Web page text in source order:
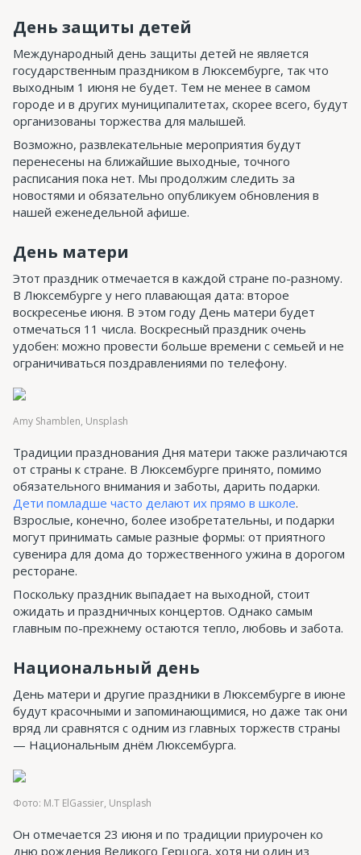
День защиты детей
Международный день защиты детей не является
государственным праздником в Люксембурге, так что
выходным 1 июня не будет. Тем не менее в самом
городе и в других муниципалитетах, скорее всего, будут
организованы торжества для малышей.
Возможно, развлекательные мероприятия будут
перенесены на ближайшие выходные, точного
расписания пока нет. Мы продолжим следить за
новостями и обязательно опубликуем обновления в
нашей еженедельной афише.
День матери
Этот праздник отмечается в каждой стране по-разному.
В Люксембурге у него плавающая дата: второе
воскресенье июня. В этом году День матери будет
отмечаться 11 числа. Воскресный праздник очень
удобен: можно провести больше времени с семьей и не
ограничиваться поздравлениями по телефону.
Amy Shamblen, Unsplash
Традиции празднования Дня матери также различаются
от страны к стране. В Люксембурге принято, помимо
обязательного внимания и заботы, дарить подарки.
Дети помладше часто делают их прямо в школе.
Взрослые, конечно, более изобретательны, и подарки
могут принимать самые разные формы: от приятного
сувенира для дома до торжественного ужина в дорогом
ресторане.
Поскольку праздник выпадает на выходной, стоит
ожидать и праздничных концертов. Однако самым
главным по-прежнему остаются тепло, любовь и забота.
Национальный день
День матери и другие праздники в Люксембурге в июне
будут красочными и запоминающимися, но даже так они
вряд ли сравнятся с одним из главных торжеств страны
— Национальным днём Люксембурга.
Фото: M.T ElGassier, Unsplash
Он отмечается 23 июня и по традиции приурочен ко
дню рождения Великого Герцога, хотя ни один из